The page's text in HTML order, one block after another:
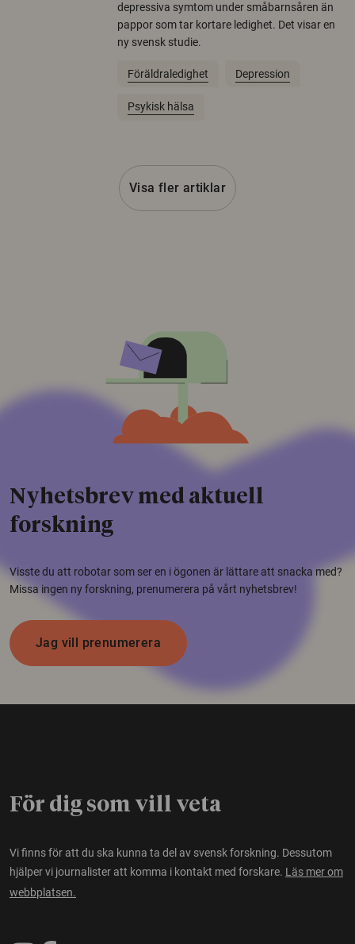
depressiva symtom under småbarnsåren än
pappor som tar kortare ledighet. Det visar en
ny svensk studie.
Föräldraledighet Depression
Psykisk hälsa
Visa fler artiklar
Nyhetsbrev med aktuell
forskning
Visste du att robotar som ser en i ögonen är lättare att snacka med?
Missa ingen ny forskning, prenumerera på vårt nyhetsbrev!
Jag vill prenumerera
För dig som vill veta
Vi finns för att du ska kunna ta del av svensk forskning. Dessutom
hjälper vi journalister att komma i kontakt med forskare. Läs mer om
webbplatsen.